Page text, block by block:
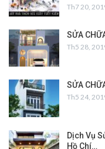
Th7 20,
SỬA
Th5 28,
SỬA
Th5 24,
Dịch Vụ
Hồ Chí…